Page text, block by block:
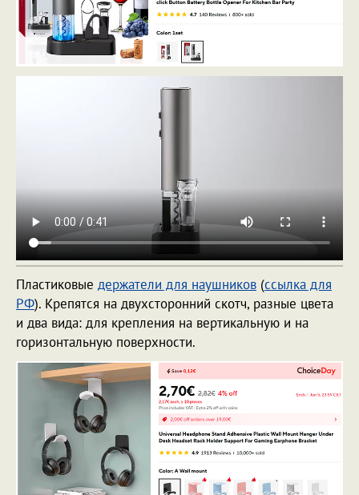
Пластиковые держатели для наушников (ссылка для
РФ). Крепятся на двухсторонний скотч, разные цвета
и два вида: для крепления на вертикальную и на
горизонтальную поверхности.